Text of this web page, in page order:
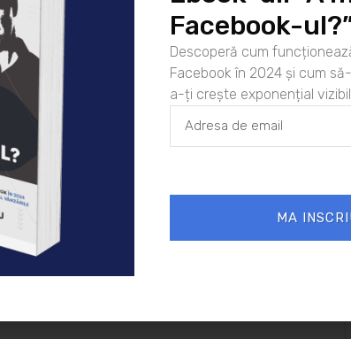
este in primul rand un antioxidant foarte
spre retina si, mai ales, reduce deteriorarea
A este absolut esentiala pentru buna
nutritionale de vitamina A chiar se
care sunt obtinuti din fructele si
sa mananci morcovi pentru ca fac bine la
intuneric, ceea ce duce la recomandarea
care noaptea nu vad bine.
luminozitatii, previne aparitia cataractei, si
portiunii centrale a retinei, responsabila de
Facebook-
Descoperă cum
Facebook în 2024 și cum
a-ți crește exponențial
MA